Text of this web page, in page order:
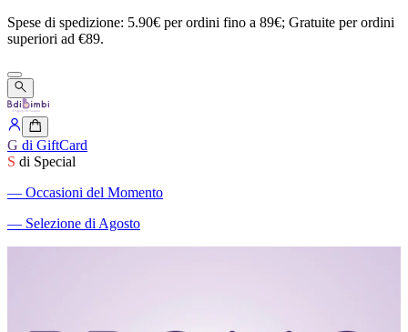
Spese di spedizione: 5.90€ perordini fino a 89€; Gratuite perordini
superiori ad €89.
G di GiftCard
S di Special
― Occasioni del Momento
― Selezione di Agosto